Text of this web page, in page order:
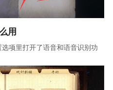
用
项里打开了语音和语音识别功